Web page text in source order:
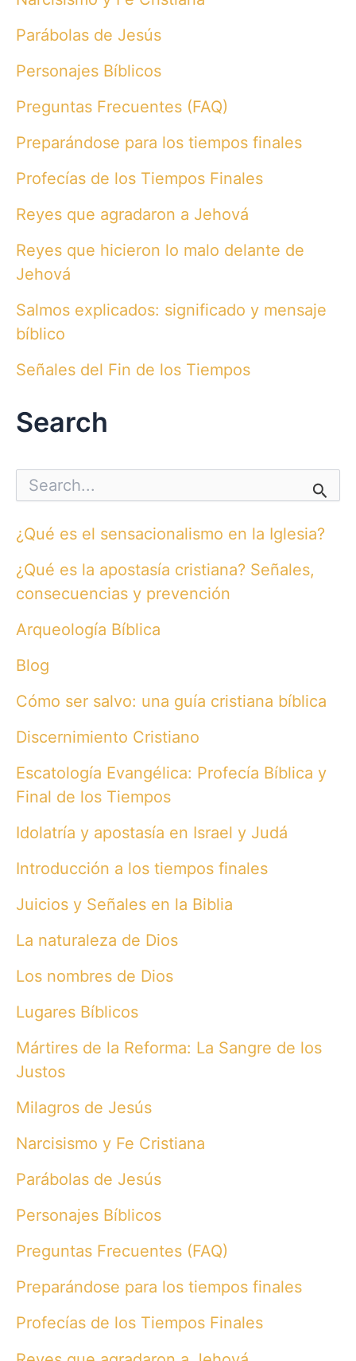
Parábolas de Jesús
Personajes Bíblicos
Preguntas Frecuentes (FAQ)
Preparándose para los tiempos finales
Profecías de los Tiempos Finales
Reyes que agradaron a Jehová
Reyes que hicieron lo malo delante de
Jehová
Salmos explicados: significado y mensaje
bíblico
Señales del Fin de los Tiempos
Search
c
f
o
r
¿Qué es el sensacionalismo en la Iglesia?
¿Qué es la apostasía cristiana? Señales,
consecuencias y prevención
Arqueología Bíblica
Blog
Cómo ser salvo: una guía cristiana bíblica
Discernimiento Cristiano
Escatología Evangélica: Profecía Bíblica y
Final de los Tiempos
Idolatría y apostasía en Israel y Judá
Introducción a los tiempos finales
Juicios y Señales en la Biblia
La naturaleza de Dios
Los nombres de Dios
Lugares Bíblicos
Mártires de la Reforma: La Sangre de los
Justos
Milagros de Jesús
Narcisismo y Fe Cristiana
Parábolas de Jesús
Personajes Bíblicos
Preguntas Frecuentes (FAQ)
Preparándose para los tiempos finales
Profecías de los Tiempos Finales